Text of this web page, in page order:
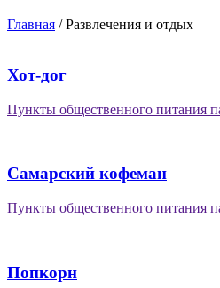
Главная /Развлечения и отдых
Хот-дог
Пункты общественного питания
Самарский кофеман
Пункты общественного питания
Попкорн